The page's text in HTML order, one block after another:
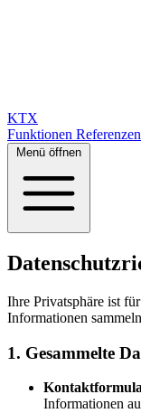
KTX
Funktionen Referenzen
Menü öffnen
Ihre Privatsphäre ist
Informationen
1. Gesammelte
Informationen